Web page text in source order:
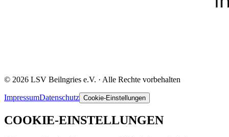
© 2026 LSV Beilngries e.V. · Alle Rechte vorbehalten
ImpressumDatenschutz Cookie-Einstellungen
COOKIE-EINSTELLUNGEN